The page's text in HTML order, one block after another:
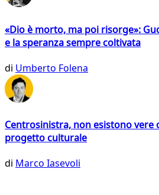
«Dio è morto, ma poi risorge»:
e la speranza sempre coltivata
di Umberto Folena
Centrosinistra, non esistono vere
progetto culturale
di Marco Iasevoli